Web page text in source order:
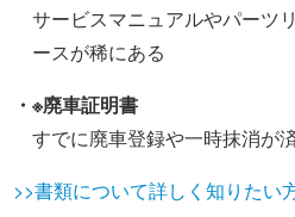
サービスマニュアルやパーツ
ースが稀にある
・※廃車証明書
すでに廃車登録や一時抹消が
>>書類について詳しく知りたい